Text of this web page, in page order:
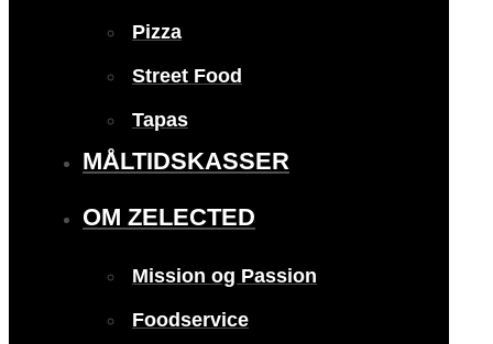
Pizza
Street Food
Tapas
MÅLTIDSKASSER
OM ZELECTED
Mission og Passion
Foodservice